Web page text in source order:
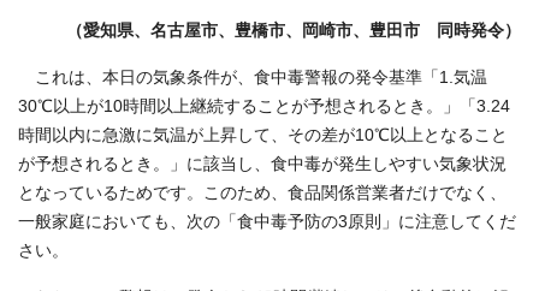
（愛知県、名古屋市、豊橋市、岡崎市、豊田市 同時発令）
これは、本日の気象条件が、食中毒警報の発令基準「1.気温
30℃以上が10時間以上継続することが予想されるとき。」「3.24
時間以内に急激に気温が上昇して、その差が10℃以上となること
が予想されるとき。」に該当し、食中毒が発生しやすい気象状況
となっているためです。このため、食品関係営業者だけでなく、
一般家庭においても、次の「食中毒予防の3原則」に注意してくだ
さい。